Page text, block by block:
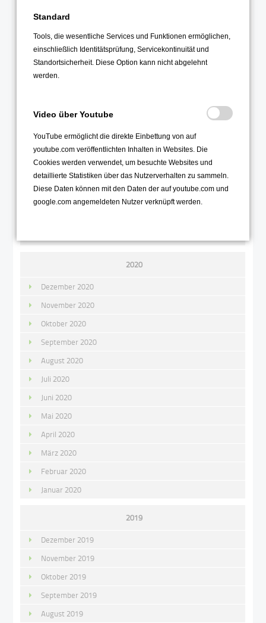
Dezember 2021
November 2021
Oktober 2021
Juni 2021
Mai 2021
April 2021
März 2021
2020
Dezember 2020
November 2020
Oktober 2020
September 2020
August 2020
Juli 2020
Juni 2020
Mai 2020
April 2020
März 2020
Februar 2020
Januar 2020
2019
Dezember 2019
November 2019
Oktober 2019
September 2019
August 2019
Standard
Tools, die wesentliche Services und Funktionen ermöglichen,
einschließlich Identitätsprüfung, Servicekontinuität und
Standortsicherheit. Diese Option kann nicht abgelehnt
werden.
Video über Youtube
YouTube ermöglicht die direkte Einbettung von auf
youtube.com veröffentlichten Inhalten in Websites. Die
Cookies werden verwendet, um besuchte Websites und
detaillierte Statistiken über das Nutzerverhalten zu sammeln.
Diese Daten können mit den Daten der auf youtube.com und
google.com angemeldeten Nutzer verknüpft werden.